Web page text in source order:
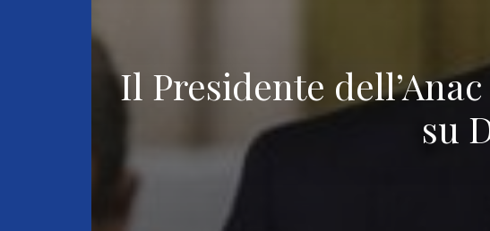
Il Presidente
su